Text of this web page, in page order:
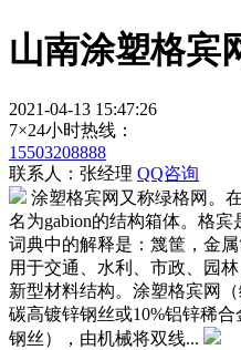
山南涂塑格宾
2021-04-13 15:47:26
7×24小时热线：
15503208888
联系人：张经理 QQ咨询
涂塑格宾网又称绿格网。
名为gabion的结构箱体。格
词典中的解释是：篾筐，金
用于交通、水利、市政、园
新型材料结构。涂塑格宾网
碳高镀锌钢丝或10%铝锌稀
钢丝），由机械将双线...